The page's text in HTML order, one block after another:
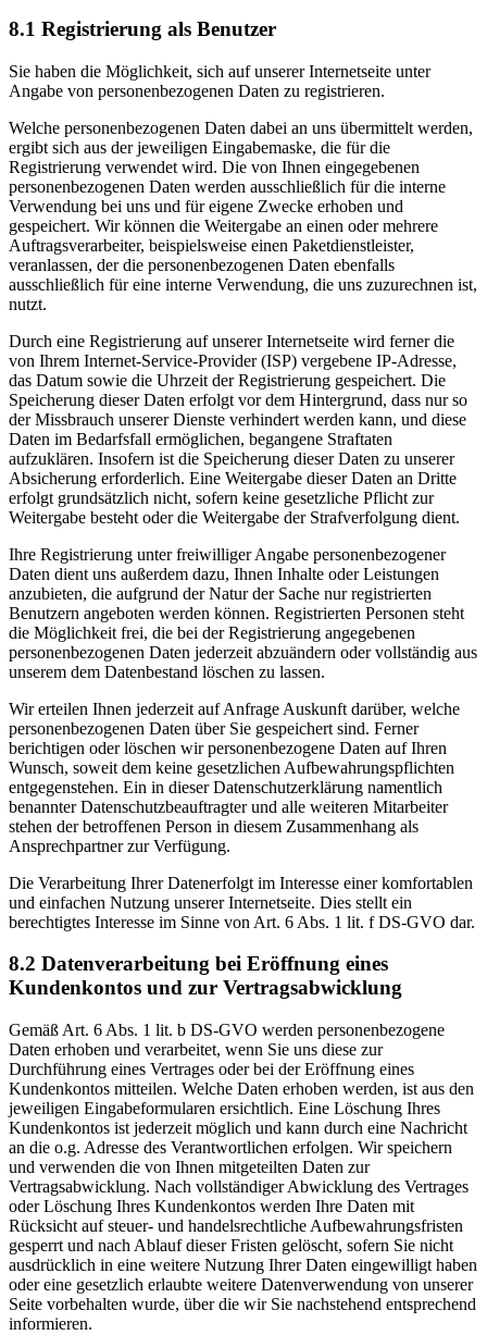
8.1 Registrierung als Benutzer
Sie haben die Möglichkeit, sich auf unserer Internetseite unter
Angabe von personenbezogenen Daten zu registrieren.
Welche personenbezogenen Daten dabei an uns übermittelt werden,
ergibt sich aus der jeweiligen Eingabemaske, die für die
Registrierung verwendet wird. Die von Ihnen eingegebenen
personenbezogenen Daten werden ausschließlich für die interne
Verwendung bei uns und für eigene Zwecke erhoben und
gespeichert. Wir können die Weitergabe an einen oder mehrere
Auftragsverarbeiter, beispielsweise einen Paketdienstleister,
veranlassen, der die personenbezogenen Daten ebenfalls
ausschließlich für eine interne Verwendung, die uns zuzurechnen ist,
nutzt.
Durch eine Registrierung auf unserer Internetseite wird ferner die
von Ihrem Internet-Service-Provider (ISP) vergebene IP-Adresse,
das Datum sowie die Uhrzeit der Registrierung gespeichert. Die
Speicherung dieser Daten erfolgt vor dem Hintergrund, dass nur so
der Missbrauch unserer Dienste verhindert werden kann, und diese
Daten im Bedarfsfall ermöglichen, begangene Straftaten
aufzuklären. Insofern ist die Speicherung dieser Daten zu unserer
Absicherung erforderlich. Eine Weitergabe dieser Daten an Dritte
erfolgt grundsätzlich nicht, sofern keine gesetzliche Pflicht zur
Weitergabe besteht oder die Weitergabe der Strafverfolgung dient.
Ihre Registrierung unter freiwilliger Angabe personenbezogener
Daten dient uns außerdem dazu, Ihnen Inhalte oder Leistungen
anzubieten, die aufgrund der Natur der Sache nur registrierten
Benutzern angeboten werden können. Registrierten Personen steht
die Möglichkeit frei, die bei der Registrierung angegebenen
personenbezogenen Daten jederzeit abzuändern oder vollständig aus
unserem dem Datenbestand löschen zu lassen.
Wir erteilen Ihnen jederzeit auf Anfrage Auskunft darüber, welche
personenbezogenen Daten über Sie gespeichert sind. Ferner
berichtigen oder löschen wir personenbezogene Daten auf Ihren
Wunsch, soweit dem keine gesetzlichen Aufbewahrungspflichten
entgegenstehen. Ein in dieser Datenschutzerklärung namentlich
benannter Datenschutzbeauftragter und alle weiteren Mitarbeiter
stehen der betroffenen Person in diesem Zusammenhang als
Ansprechpartner zur Verfügung.
Die Verarbeitung Ihrer Datenerfolgt im Interesse einer komfortablen
und einfachen Nutzung unserer Internetseite. Dies stellt ein
berechtigtes Interesse im Sinne von Art. 6 Abs. 1 lit. f DS-GVO dar.
8.2 Datenverarbeitung bei Eröffnung eines
Kundenkontos und zur Vertragsabwicklung
Gemäß Art. 6 Abs. 1 lit. b DS-GVO werden personenbezogene
Daten erhoben und verarbeitet, wenn Sie uns diese zur
Durchführung eines Vertrages oder bei der Eröffnung eines
Kundenkontos mitteilen. Welche Daten erhoben werden, ist aus den
jeweiligen Eingabeformularen ersichtlich. Eine Löschung Ihres
Kundenkontos ist jederzeit möglich und kann durch eine Nachricht
an die o.g. Adresse des Verantwortlichen erfolgen. Wir speichern
und verwenden die von Ihnen mitgeteilten Daten zur
Vertragsabwicklung. Nach vollständiger Abwicklung des Vertrages
oder Löschung Ihres Kundenkontos werden Ihre Daten mit
Rücksicht auf steuer- und handelsrechtliche Aufbewahrungsfristen
gesperrt und nach Ablauf dieser Fristen gelöscht, sofern Sie nicht
ausdrücklich in eine weitere Nutzung Ihrer Daten eingewilligt haben
oder eine gesetzlich erlaubte weitere Datenverwendung von unserer
Seite vorbehalten wurde, über die wir Sie nachstehend entsprechend
informieren.